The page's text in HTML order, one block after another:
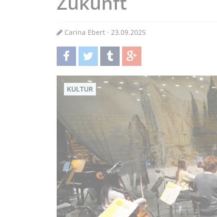
Carina Ebert · 23.09.2025
teilentwittern teilen teilen
KULTUR